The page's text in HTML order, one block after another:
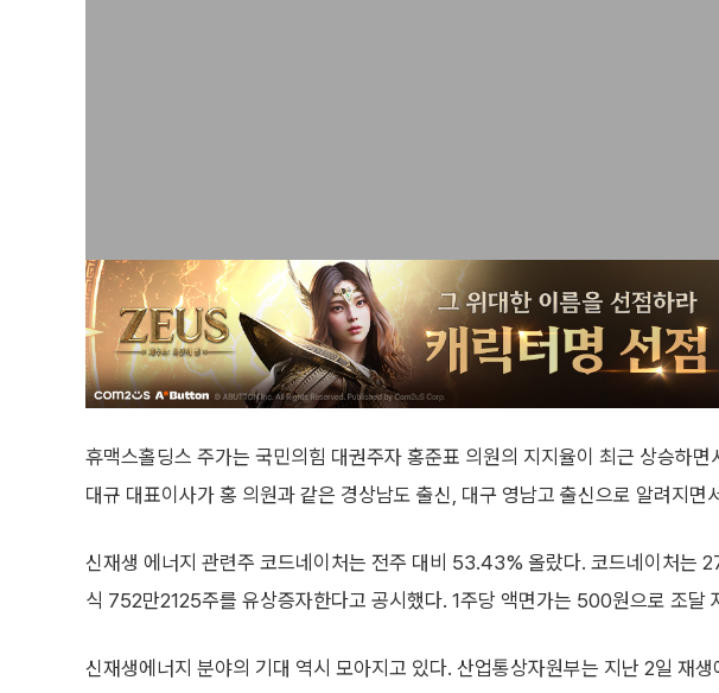
휴맥스홀딩스 주가는 국민의힘 대권주자 홍준표 의원의 지지율이 최근 상승하
대규 대표이사가 홍 의원과 같은 경상남도 출신, 대구 영남고 출신으로 알려지면
신재생 에너지 관련주 코드네이처는 전주 대비 53.43% 올랐다. 코드네이처는
식 752만2125주를 유상증자한다고 공시했다. 1주당 액면가는 500원으로 조달
신재생에너지 분야의 기대 역시 모아지고 있다. 산업통상자원부는 지난 2일 재